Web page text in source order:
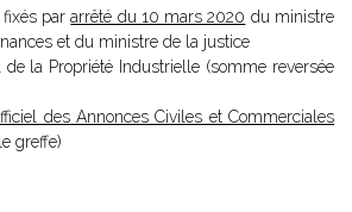
fixés pararrêté du 10 mars 2020 du ministre
et du ministre de la justice
de la Propriété Industrielle (somme reversée
des Annonces Civiles et Commerciales
greffe)